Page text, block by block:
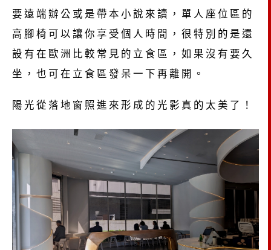
要遠端辦公或是帶本小說來讀，單人座位區的
高腳椅可以讓你享受個人時間，很特別的是還
設有在歐洲比較常見的立食區，如果沒有要久
坐，也可在立食區發呆一下再離開。
陽光從落地窗照進來形成的光影真的太美了！